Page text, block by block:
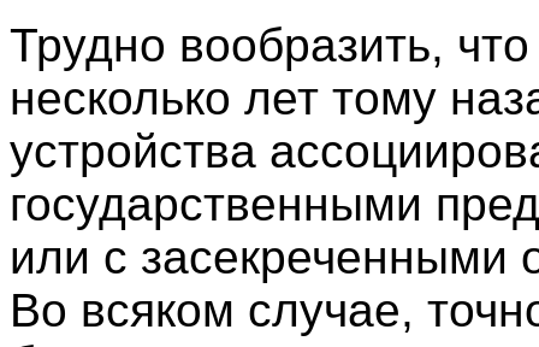
Трудно вообразить,
несколько лет тому
устройства
государственными
или с засекреченными
Во всяком случае,